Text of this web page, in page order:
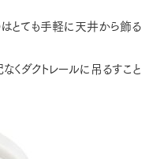
はとても手軽に天井から飾る
くダクトレールに吊るすこと